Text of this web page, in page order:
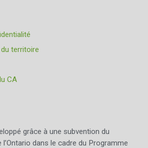
territoire
CA
grâce à une subvention du
dans le cadre du Programme